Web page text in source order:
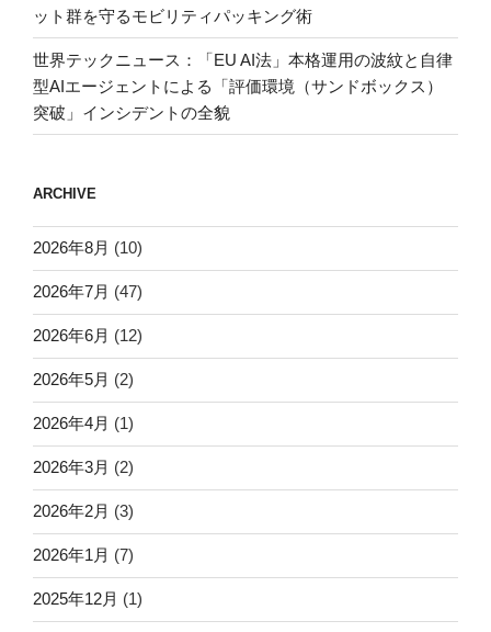
ット群を守るモビリティパッキング術
世界テックニュース：「EU AI法」本格運用の波紋と自律
型AIエージェントによる「評価環境（サンドボックス）
突破」インシデントの全貌
ARCHIVE
2026年8月 (10)
2026年7月 (47)
2026年6月 (12)
2026年5月 (2)
2026年4月 (1)
2026年3月 (2)
2026年2月 (3)
2026年1月 (7)
2025年12月 (1)